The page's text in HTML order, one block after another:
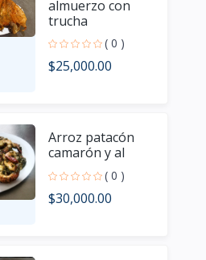
almuerzo con
trucha
( 0 )
$25,000.00
Arroz patacón
camarón y al
ajillo
( 0 )
$30,000.00